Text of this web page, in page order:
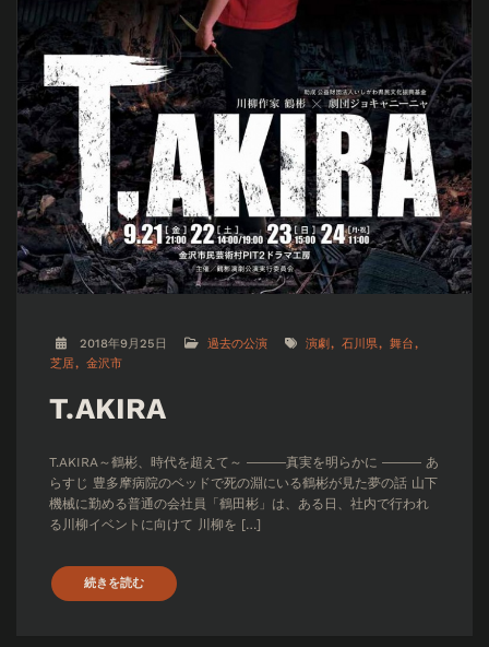
2018年9月25日 過去の公演 演劇 石川県
舞台
芝居
金沢市
T.AKIRA
T.AKIRA～鶴彬、時代を超えて～ ―――真実を明らかに ――― あ
らすじ 豊多摩病院のベッドで死の淵にいる鶴彬が見た夢の話 山下
機械に勤める普通の会社員「鶴田彬」は、ある日、社内で行われ
る川柳イベントに向けて 川柳を […]
続きを読む